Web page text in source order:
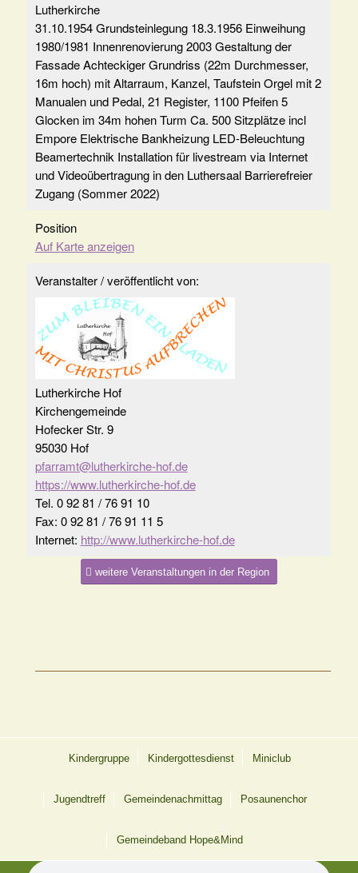
Lutherkirche
31.10.1954 Grundsteinlegung 18.3.1956 Einweihung
1980/1981 Innenrenovierung 2003 Gestaltung der
Fassade Achteckiger Grundriss (22m Durchmesser,
16m hoch) mit Altarraum, Kanzel, Taufstein Orgel mit 2
Manualen und Pedal, 21 Register, 1100 Pfeifen 5
Glocken im 34m hohen Turm Ca. 500 Sitzplätze incl
Empore Elektrische Bankheizung LED-Beleuchtung
Beamertechnik Installation für livestream via Internet
und Videoübertragung in den Luthersaal Barrierefreier
Zugang (Sommer 2022)
Position
Auf Karte anzeigen
Veranstalter / veröffentlicht von:
Lutherkirche Hof
Kirchengemeinde
Hofecker Str. 9
95030 Hof
pfarramt@lutherkirche-hof.de
https://www.lutherkirche-hof.de
Tel. 0 92 81 / 76 91 10
Fax: 0 92 81 / 76 91 11 5
Internet: http://www.lutherkirche-hof.de
weitere Veranstaltungen in der Region
Kindergruppe Kindergottesdienst Miniclub
Jugendtreff Gemeindenachmittag Posaunenchor
Gemeindeband Hope&Mind
12 UHR LÄUTEN AUS TÖPEN